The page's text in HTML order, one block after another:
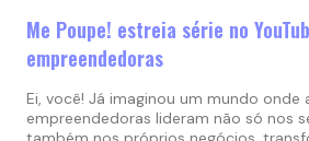
Me Poupe! estreia série no
empreendedoras
Ei, você! Já imaginou um mundo onde
empreendedoras lideram não só nos